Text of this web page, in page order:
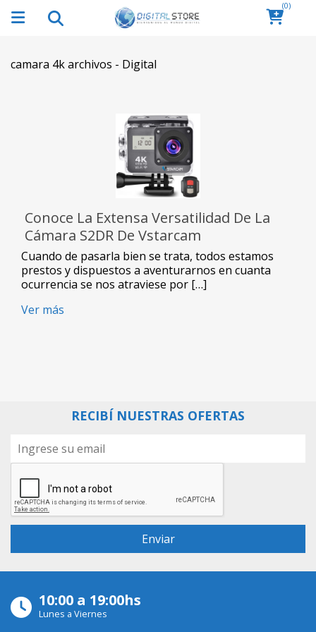
(0)
camara 4k archivos - Digital
Conoce La Extensa Versatilidad De La
Cámara S2DR De Vstarcam
Cuando de pasarla bien se trata, todos estamos
prestos y dispuestos a aventurarnos en cuanta
ocurrencia se nos atraviese por […]
Ver más
RECIBÍ NUESTRAS OFERTAS
10:00 a 19:00hs
Lunes a Viernes